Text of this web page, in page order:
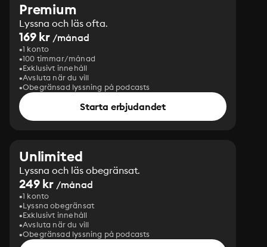
Premium
Lyssna och läs ofta.
169 kr /månad
1 konto
100 timmar/månad
Exklusivt innehåll
Avsluta när du vill
Obegränsad lyssning på podcasts
Starta erbjudandet
Unlimited
Lyssna och läs obegränsat.
249 kr /månad
1 konto
Lyssna obegränsat
Exklusivt innehåll
Avsluta när du vill
Obegränsad lyssning på podcasts